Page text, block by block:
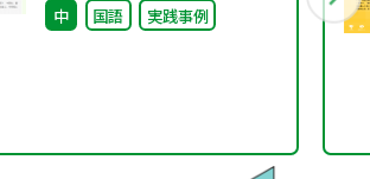
中 国語 実践事例